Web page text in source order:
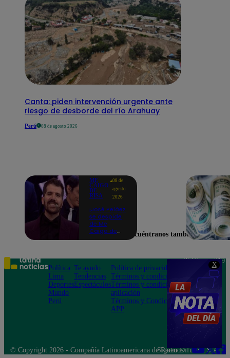
X
Canta: piden intervención urgente ante
riesgo de desborde del río Arahuay
Perú 08 de agosto 2026
ME
CAIGO
DE
RISA
08 de
agosto
2026
¡José Peláez
se despide
de Me
Caigo de
“Lo voy a
extrañar
muchísimo”!
Encuéntranos también en
Política
Lima
Deportes
Mundo
Perú
Te ayudo
Tendencias
Espectáculos
Política de privacidad
Términos y condiciones
Términos y condiciones
aplicación
Términos y Condiciones
APP
Teléfono: 219
Av. San
Felipe 968
Jesús María
© Copyright 2026 - Compañía Latinoamericana de Radio Difusión S.A.
Síguenos